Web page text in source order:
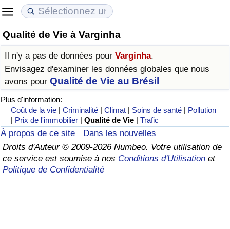
Qualité de Vie à Varginha
Il n'y a pas de données pour Varginha.
Envisagez d'examiner les données globales que nous
avons pour Qualité de Vie au Brésil
Plus d'information:
Coût de la vie |Criminalité |Climat | Soins de santé | Pollution
| Prix de l'immobilier |Qualité de Vie |Trafic
À propos de ce site
Dans les nouvelles
Droits d'Auteur © 2009-2026 Numbeo. Votre utilisation de
ce service est soumise à nos Conditions d'Utilisation et
Politique de Confidentialité
Coût de la vie
Indice du Coût de la Vie (Actuel)
Indice du Coût de la Vie
Indice du coût de la vie par pays
à Akaba
Prix de l'immobilier
Indice des Prix de l'immobilier (Actuel)
Indice des Prix de l'immobilier
Indice des Prix de l'immobilier par Pays
Qualité de Vie
Indice de Qualité de Vie
Indice de Qualité de Vie (Actuel)
Indice de qualité de vie par pays
Criminalité
Indice de Criminalité (Actuel)